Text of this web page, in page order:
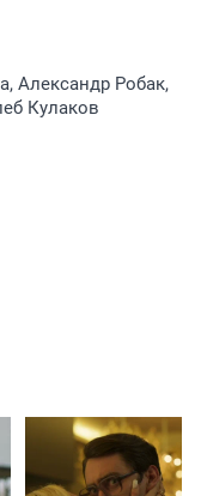
Александр Робак,
Кулаков